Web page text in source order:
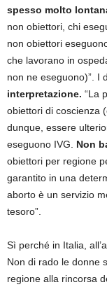
spesso molto
non obiettori, chi
non obiettori
che lavorano in
non ne eseguono)”. I
interpretazione. “La
obiettori di coscienza
dunque, essere
eseguono IVG. Non
obiettori per regione
garantito in una
aborto è un servizio
tesoro”.
Sì perché in Italia,
Non di rado le donne
regione alla rincorsa